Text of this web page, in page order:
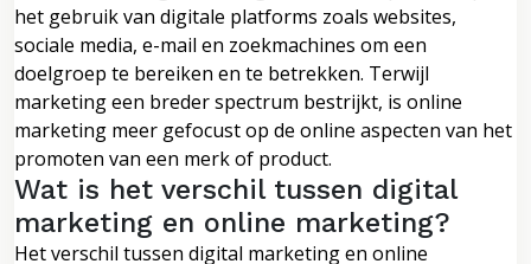
het gebruik van digitale platforms zoals websites,
sociale media, e-mail en zoekmachines om een
doelgroep te bereiken en te betrekken. Terwijl
marketing een breder spectrum bestrijkt, is online
marketing meer gefocust op de online aspecten van het
promoten van een merk of product.
Wat is het verschil tussen digital
marketing en online marketing?
Het verschil tussen digital marketing en online